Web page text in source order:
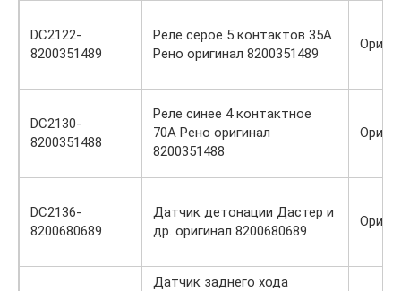
DC2122-
8200351489
Реле серое 5 контактов 35А
Рено оригинал 8200351489
DC2130-
8200351488
Реле синее 4 контактное
70А Рено оригинал
8200351488
DC2136-
8200680689
Датчик детонации Дастер и
др. оригинал 8200680689
Датчик заднего хода